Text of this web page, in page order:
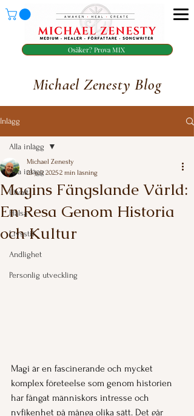
Osäker? Prova MIX
Michael Zenesty Blog
Inlägg
Alla inlägg
Utvalt
Hälsa
Livsstil
Andlighet
Personlig utveckling
Alla inlägg
Magins Fängslande Värld:
En Resa Genom Historia
och Kultur
Michael Zenesty
23 juli 20252 min läsning
Betygsatt till NaN av 5 stjärnor.
Magi är en fascinerande och mycket
komplex företeelse som genom historien
har fångat människors intresse och
nyfikenhet på många olika sätt. Det går